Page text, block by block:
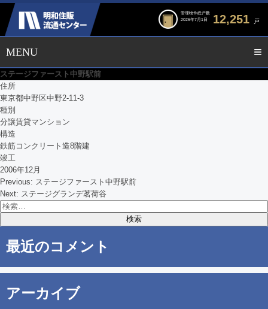
管理物件総戸数
2026年7月1日
12,251 戸
ステージファースト中野駅前
住所
東京都中野区中野2-11-3
種別
分譲賃貸マンション
構造
鉄筋コンクリート造8階建
竣工
2006年12月
投
稿
ビ
ゲ
ー
Previous: ステージファースト中野駅前
Next: ステージグランデ茗荷谷
検
索:
最近のコメント
アーカイブ